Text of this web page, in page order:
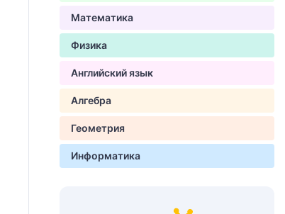
Математика
Физика
Английский язык
Алгебра
Геометрия
Информатика